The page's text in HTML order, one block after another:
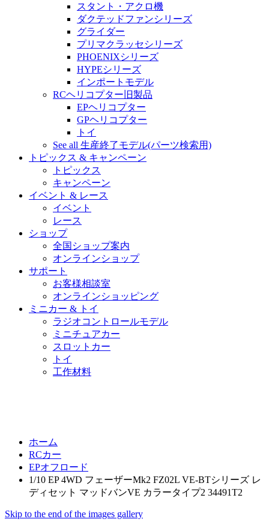
スタント・アクロ機
ダクテッドファンシリーズ
グライダー
プリマクラッセシリーズ
PHOENIXシリーズ
HYPEシリーズ
インポートモデル
RCヘリコプター旧製品
EPヘリコプター
GPヘリコプター
トイ
See all 生産終了モデル(パーツ検索用)
トピックス & キャンペーン
トピックス
キャンペーン
イベント & レース
イベント
レース
ショップ
全国ショップ案内
オンラインショップ
サポート
お客様相談室
オンラインショッピング
ミニカー & トイ
ラジオコントロールモデル
ミニチュアカー
スロットカー
トイ
工作材料
ホーム
RCカー
EPオフロード
1/10 EP 4WD フェーザーMk2 FZ02L VE-BTシリーズ レ
ディセット マッドバンVE カラータイプ2 34491T2
Skip to the end of the images gallery